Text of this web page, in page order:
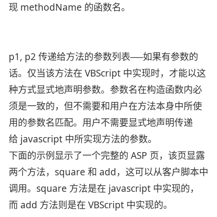
现 methodName 的函数名。
p1, p2 传递给方法的参数列表──如果有参数的
话。仅当该方法在 VBScript 中实现时，才能以这
种方式显式地声明参数。参数名在构造函数内必
须是一致的，但不需要和用户在方法本身中所使
用的参数名匹配。用户不需要显式地声明传递
给 javascript 中所实现方法的参数。
下面的示例显示了一个完整的 ASP 页，该页显露
两个方法，square 和 add，这可以从客户脚本中
调用。square 方法是在 javascript 中实现的，
而 add 方法则是在 VBScript 中实现的。